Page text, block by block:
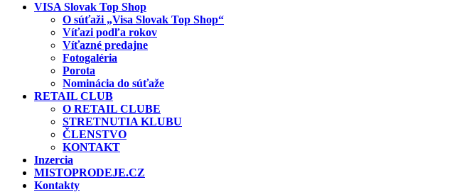
VISA Slovak Top Shop
O súťaži „Visa Slovak Top Shop“
Víťazi podľa rokov
Víťazné predajne
Fotogaléria
Porota
Nominácia do súťaže
RETAIL CLUB
O RETAIL CLUBE
STRETNUTIA KLUBU
ČLENSTVO
KONTAKT
Inzercia
MISTOPRODEJE.CZ
Kontakty